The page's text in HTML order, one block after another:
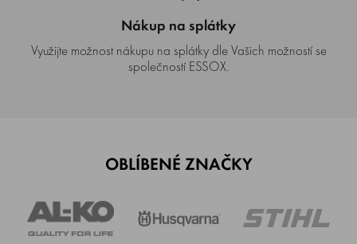
Nákup na splátky
Využijte možnost nákupu na splátky dle Vašich možností se
společností ESSOX.
OBLÍBENÉ ZNAČKY